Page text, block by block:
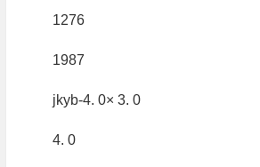
1276
1987
jkyb-4. 0× 3. 0
4. 0